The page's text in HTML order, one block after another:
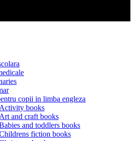
copii in limba engleza
books
and craft books
and toddlers books
fiction books